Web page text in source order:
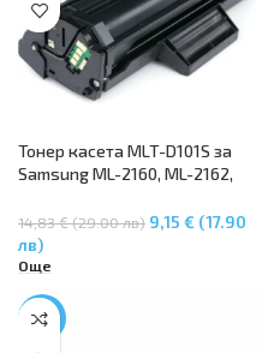
Тонер касета MLT-D101S за
Samsung ML-2160, ML-2162,
SCX-3400F, SCX3-400FW, SCX-
3405F, SCX-3405FW, SF-760P
14,83 € (29.00 лв) 9,15 € (17.90
лв)
Още
-45%